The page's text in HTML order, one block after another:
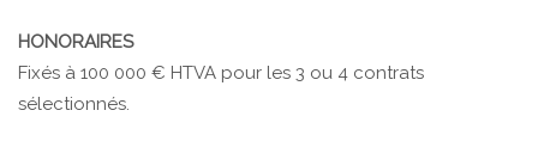
HONORAIRES
Fixés à 100 000 € HTVA pour les 3 ou 4 contrats
sélectionnés.